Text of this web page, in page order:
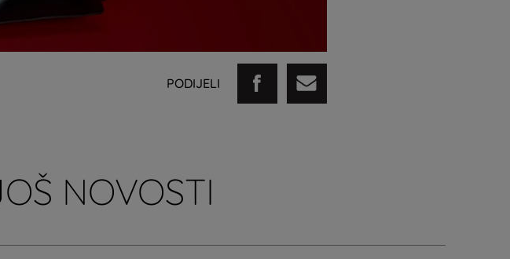
PODIJELI
NOVOSTI